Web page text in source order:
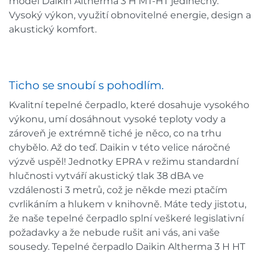
Vysoký výkon, využití obnovitelné energie, design a
akustický komfort.
Ticho se snoubí s pohodlím.
Kvalitní tepelné čerpadlo, které dosahuje vysokého
výkonu, umí dosáhnout vysoké teploty vody a
zároveň je extrémně tiché je něco, co na trhu
chybělo. Až do teď. Daikin v této velice náročné
výzvě uspěl! Jednotky EPRA v režimu standardní
hlučnosti vytváří akustický tlak 38 dBA ve
vzdálenosti 3 metrů, což je někde mezi ptačím
cvrlikáním a hlukem v knihovně. Máte tedy jistotu,
že naše tepelné čerpadlo splní veškeré legislativní
požadavky a že nebude rušit ani vás, ani vaše
sousedy. Tepelné čerpadlo Daikin Altherma 3 H HT